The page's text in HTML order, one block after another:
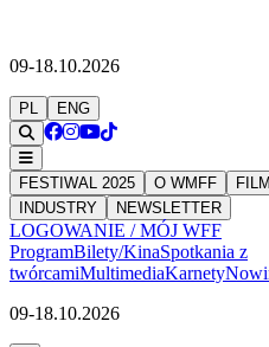
09-18.10.2026
PL ENG
FESTIWAL 2025 O WMFF
INDUSTRY
NEWSLETTER
LOGOWANIE / MÓJ WFF
ProgramBilety/KinaSpotkania z
twórcamiMultimediaKarnety
09-18.10.2026